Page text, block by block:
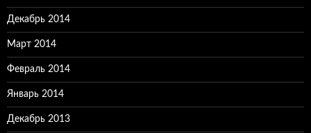
Декабрь 2014
Март 2014
Февраль 2014
Январь 2014
Декабрь 2013